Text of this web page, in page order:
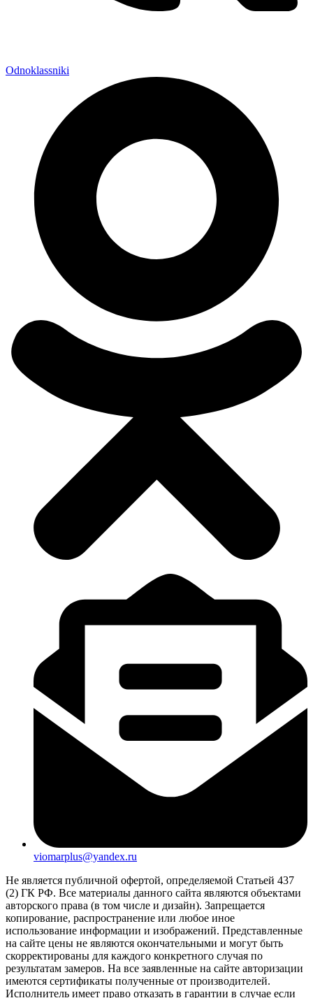
Odnoklassniki
viomarplus@yandex.ru
Не является публичной офертой, определяемой Статьей 437
(2) ГК РФ. Все материалы данного сайта являются объектами
авторского права (в том числе и дизайн). Запрещается
копирование, распространение или любое иное
использование информации и изображений. Представленные
на сайте цены не являются окончательными и могут быть
скорректированы для каждого конкретного случая по
результатам замеров. На все заявленные на сайте авторизации
имеются сертификаты полученные от производителей.
Исполнитель имеет право отказать в гарантии в случае если